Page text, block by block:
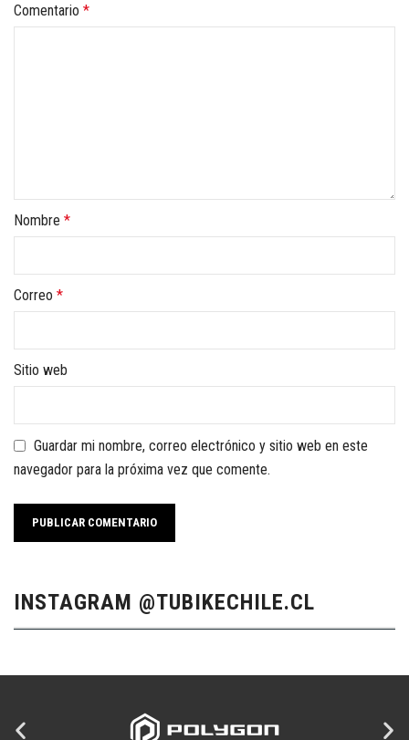
Comentario *
Nombre *
Correo *
Sitio web
Guardar mi nombre, correo electrónico y sitio web en este
navegador para la próxima vez que comente.
INSTAGRAM @TUBIKECHILE.CL